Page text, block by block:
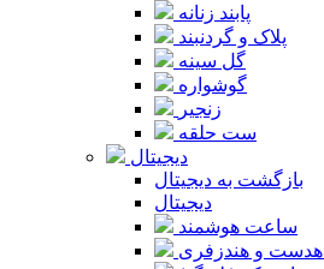
پابند زنانه
پلاک و گردنبند
گل سینه
گوشواره
زنجیر
ست حلقه
دیجیتال
بازگشت به دیجیتال
دیجیتال
ساعت هوشمند
هدست و هندزفری